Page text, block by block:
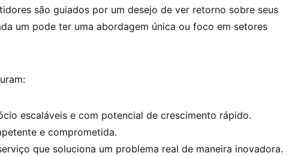
são guiados por um desejo de ver retorno sobre seus
um pode ter uma abordagem única ou foco em setores
escaláveis e com potencial de crescimento rápido.
e comprometida.
que soluciona um problema real de maneira inovadora.